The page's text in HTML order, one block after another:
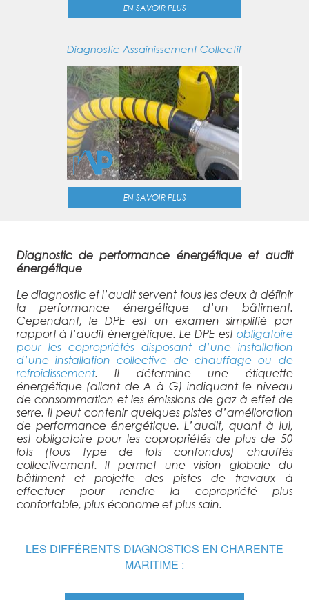
EN SAVOIR PLUS
Diagnostic Assainissement Collectif
EN SAVOIR PLUS
Diagnostic de performance énergétique et audit
énergétique
Le diagnostic et l’audit servent tous les deux à définir
la performance énergétique d’un bâtiment.
Cependant, le DPE est un examen simplifié par
rapport à l’audit énergétique. Le DPE est obligatoire
pour les copropriétés disposant d’une installation
d’une installation collective de chauffage ou de
refroidissement. Il détermine une étiquette
énergétique (allant de A à G) indiquant le niveau
de consommation et les émissions de gaz à effet de
serre. Il peut contenir quelques pistes d’amélioration
de performance énergétique. L’audit, quant à lui,
est obligatoire pour les copropriétés de plus de 50
lots (tous type de lots confondus) chauffés
collectivement. Il permet une vision globale du
bâtiment et projette des pistes de travaux à
effectuer pour rendre la copropriété plus
confortable, plus économe et plus sain.
LES DIFFÉRENTS DIAGNOSTICS EN CHARENTE
MARITIME :